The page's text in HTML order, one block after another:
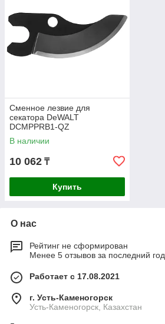
Сменное лезвие для
секатора DeWALT
DCMPPRB1-QZ
В наличии
10 062 ₸
Купить
О нас
Рейтинг не сформирован
Менее 5 отзывов за последний год
Работает с 17.08.2021
г. Усть-Каменогорск
Усть-Каменогорск, Казахстан